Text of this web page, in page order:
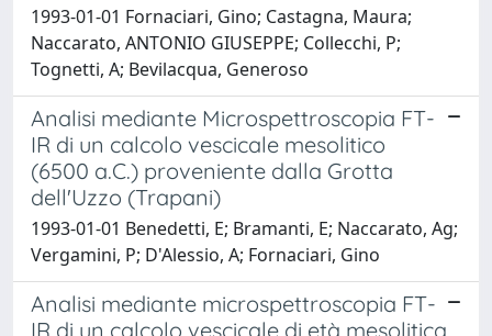
1993-01-01 Fornaciari, Gino; Castagna, Maura;
Naccarato, ANTONIO GIUSEPPE; Collecchi, P;
Tognetti, A; Bevilacqua, Generoso
Analisi mediante Microspettroscopia FT-
IR di un calcolo vescicale mesolitico
(6500 a.C.) proveniente dalla Grotta
dell'Uzzo (Trapani)
1993-01-01 Benedetti, E; Bramanti, E; Naccarato, Ag;
Vergamini, P; D'Alessio, A; Fornaciari, Gino
Analisi mediante microspettroscopia FT-
IR di un calcolo vescicale di età mesolitica